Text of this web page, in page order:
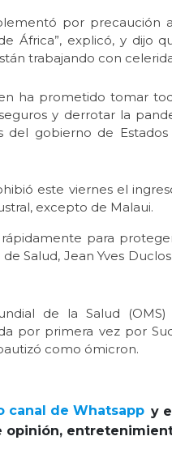
por precaución
África”, explicó, y dijo
trabajando con
ha prometido tomar
y derrotar la
del gobierno de
este viernes el
excepto de Malaui.
para
Salud, Jean Yves
de la Salud
por primera vez por
como ómicron.
canal de Whatsapp y
opinión,